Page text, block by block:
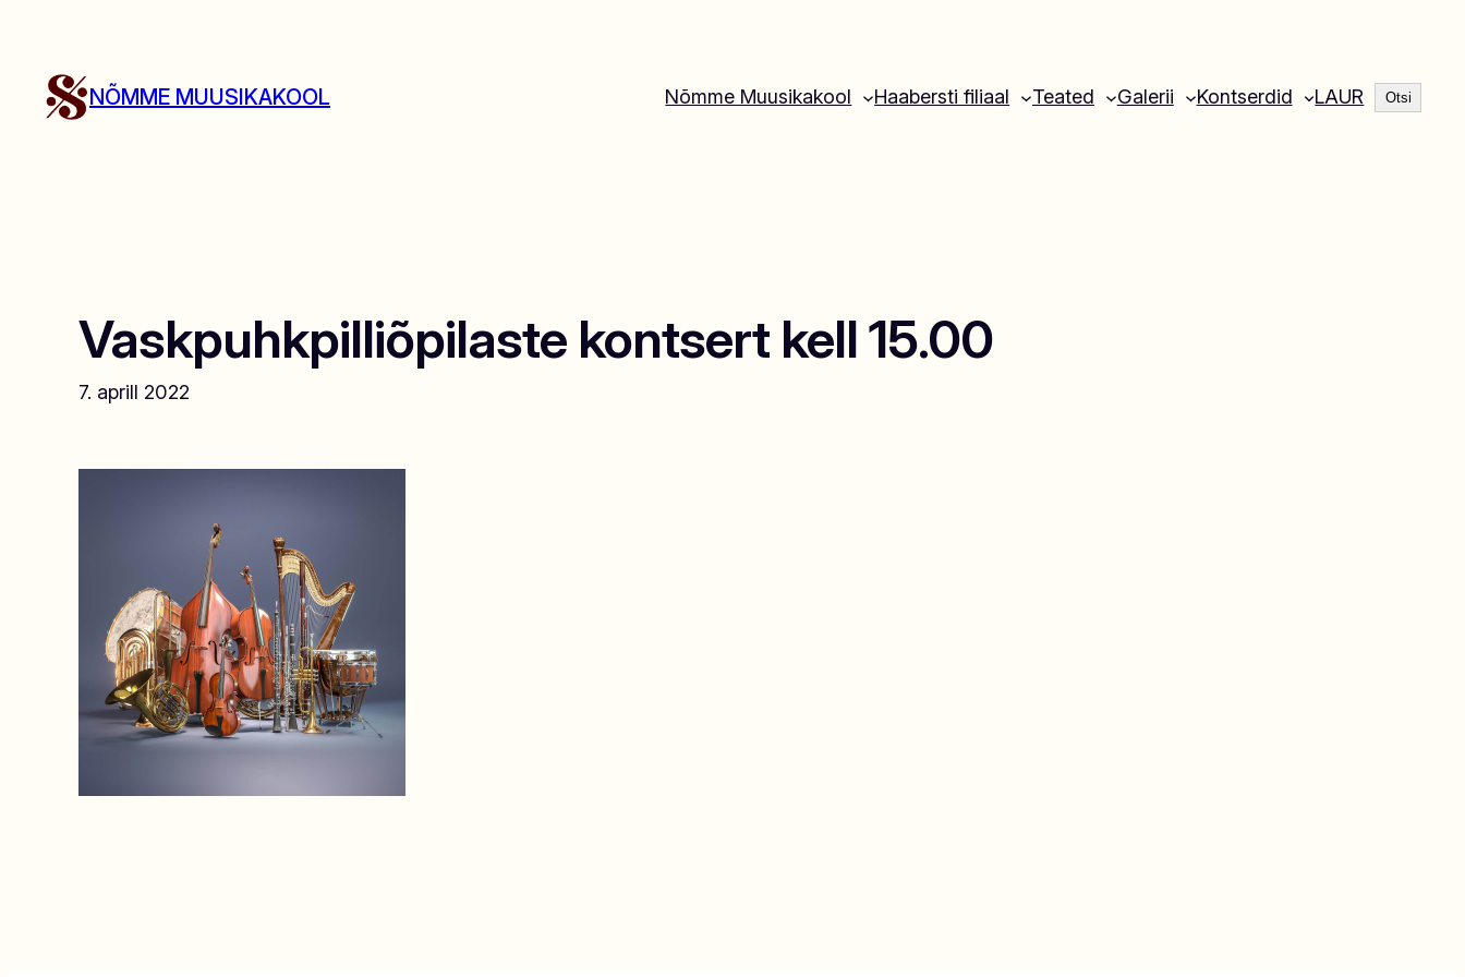
juurde
NÕMME MUUSIKAKOOL Nõmme Muusikakool Haabersti filiaal Teated Galerii Kontserdid LAUR Otsi
Otsi
Vaskpuhkpilliõpilaste kontsert kell 15.00
7. aprill 2022